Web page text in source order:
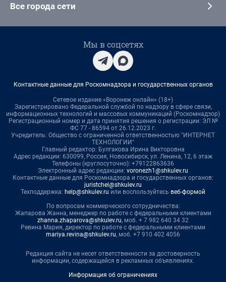
Все города сети
Мы в соцсетях
Контактные данные для Роскомнадзора и государственных органов
Сетевое издание «Воронеж онлайн» (18+)
Зарегистрировано Федеральной службой по надзору в сфере связи,
информационных технологий и массовых коммуникаций (Роскомнадзор)
Регистрационный номер и дата принятия решения о регистрации: ЭЛ №
ФС 77 - 86594 от 26.12.2023 г.
Учредитель: Общество с ограниченной ответственностью "ИНТЕРНЕТ
ТЕХНОЛОГИИ"
Главный редактор: Булгакова Ирина Викторовна
Адрес редакции: 630099, Россия, Новосибирск, ул. Ленина, 12, 6 этаж
Телефоны (круглосуточно): +79122863636
Электронный адрес редакции: voronezh1@shkulev.ru
Контактные данные для Роскомнадзора и государственных органов:
juristchel@shkulev.ru
Техподдержка: help@shkulev.ru или воспользуйтесь веб-формой
По вопросам коммерческого сотрудничества:
Жапарова Жанна, менеджер по работе с федеральными клиентами
zhanna.zhaparova@shkulev.ru, моб. + 7 982 640 34 32
Ревина Мария, директор по работе с федеральными клиентами
mariya.revina@shkulev.ru, моб. +7 910 402 4056
Редакция сайта не несет ответственности за достоверность
информации, содержащейся в рекламных объявлениях.
Информация об ограничениях